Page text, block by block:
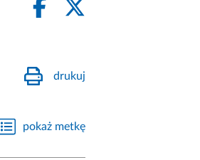
drukuj
pokaż metkę